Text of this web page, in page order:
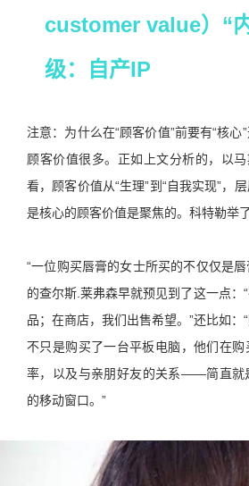
customer value）“
级：自产IP
注意：为什么在“顾客价值”前要有“核心
顾客价值很多。正如上文分析的，以
看，顾客价值从“生理”到“自我实现”，
是核心的顾客价值是聚焦的。科特勒举
“一位购买唇膏的女士所买的不仅仅是
的查尔斯.莱弗森早就预见到了这一点：
品；在商店，我们出售希望。”还比如：
不只是购买了一台平板电脑，他们在
率，以及与亲朋好友的关系——简直就
的移动窗口。”